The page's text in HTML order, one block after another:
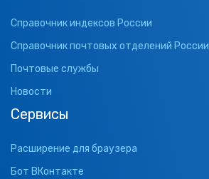
Справочник индексов России
Справочник почтовых отделений России
Почтовые службы
Новости
Сервисы
Расширение для браузера
Бот ВКонтакте